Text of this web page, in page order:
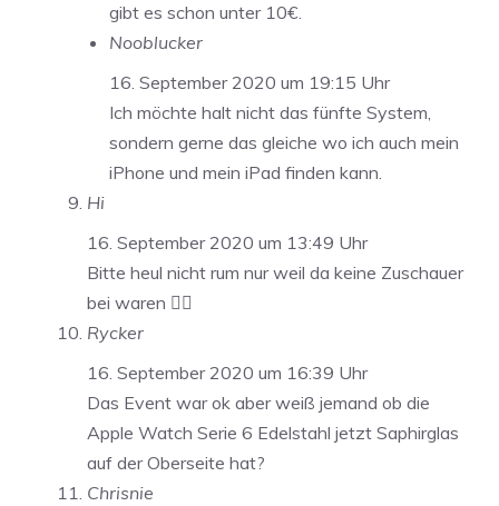
gibt es schon unter 10€.
Nooblucker
16. September 2020 um 19:15 Uhr
Ich möchte halt nicht das fünfte System,
sondern gerne das gleiche wo ich auch mein
iPhone und mein iPad finden kann.
Hi
16. September 2020 um 13:49 Uhr
Bitte heul nicht rum nur weil da keine Zuschauer
bei waren 🤦‍♂️
Rycker
16. September 2020 um 16:39 Uhr
Das Event war ok aber weiß jemand ob die
Apple Watch Serie 6 Edelstahl jetzt Saphirglas
auf der Oberseite hat?
Chrisnie